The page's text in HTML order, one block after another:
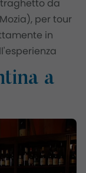
da
per tour
in
a